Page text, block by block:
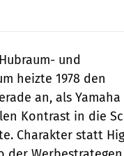
und
heizte 1978 den
an, als
Kontrast in die
Charakter statt